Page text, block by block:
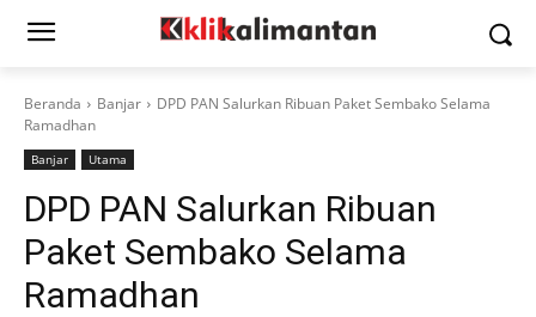
Beranda Banjar
DPD PAN Salurkan Ribuan Paket Sembako Selama
Ramadhan
Banjar Utama
DPD PAN Salurkan Ribuan
Paket Sembako Selama
Ramadhan